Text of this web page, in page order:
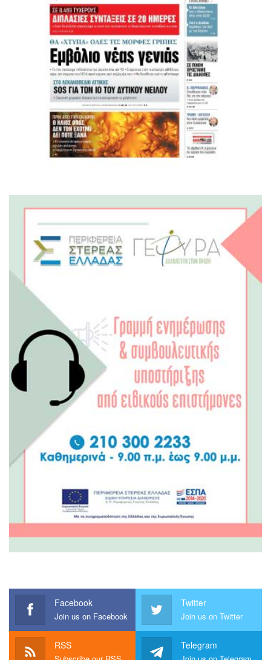
Facebook
Join us on Facebook
Twitter
Join us on Twitter
RSS Telegram